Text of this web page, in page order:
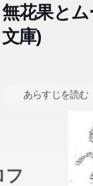
無花果とム
文庫)
あらすじを読む
フ